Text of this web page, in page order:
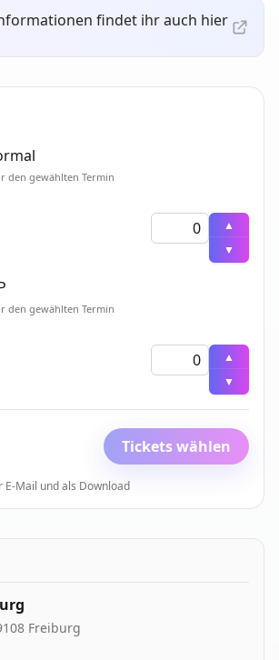
findet ihr auch hier
den gewählten Termin
▲
▼
den gewählten Termin
▲
▼
Tickets wählen
E-Mail und als Download
Freiburg